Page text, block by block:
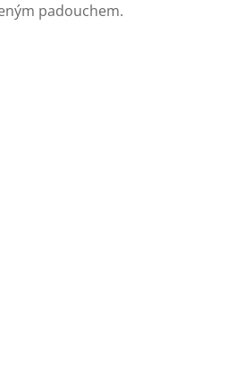
padouchem.